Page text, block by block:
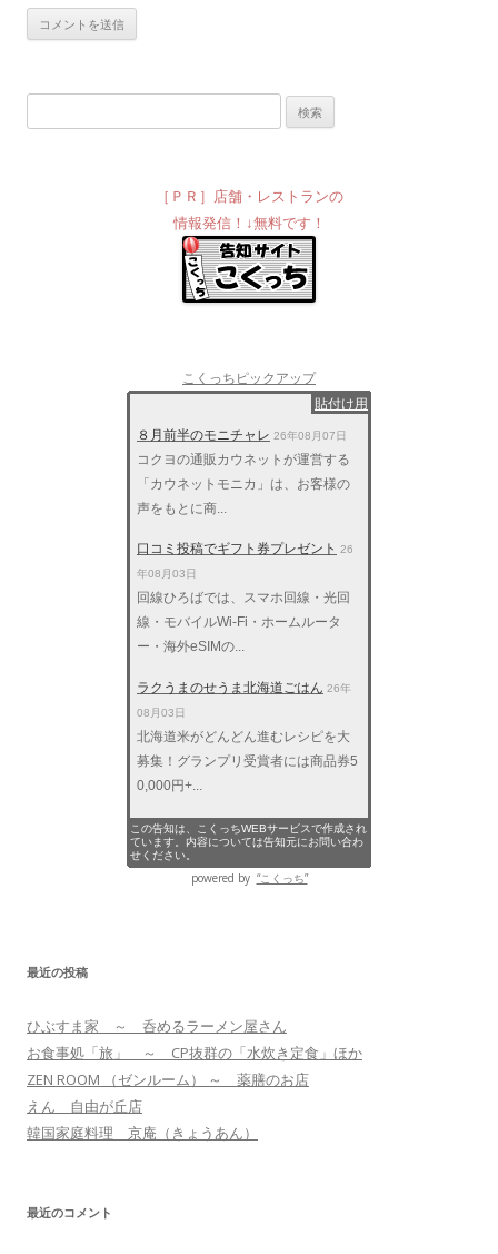
［ＰＲ］店舗・レストランの
情報発信！↓無料です！
こくっちピックアップ
貼付け用
８月前半のモニチャレ 26年08月07日
コクヨの通販カウネットが運営する
「カウネットモニカ」は、お客様の
声をもとに商...
口コミ投稿でギフト券プレゼント 26
年08月03日
回線ひろばでは、スマホ回線・光回
線・モバイルWi-Fi・ホームルータ
ー・海外eSIMの...
ラクうまのせうま北海道ごはん 26年
08月03日
北海道米がどんどん進むレシピを大
募集！グランプリ受賞者には商品券5
0,000円+...
この告知は、こくっちWEBサービスで作成され
ています。内容については告知元にお問い合わ
せください。
powered by “こくっち”
最近の投稿
ひぶすま家 ～ 呑めるラーメン屋さん
お食事処「旅」 ～ CP抜群の「水炊き定食」ほか
ZEN ROOM （ゼンルーム） ～ 薬膳のお店
えん 自由が丘店
韓国家庭料理 京庵（きょうあん）
最近のコメント